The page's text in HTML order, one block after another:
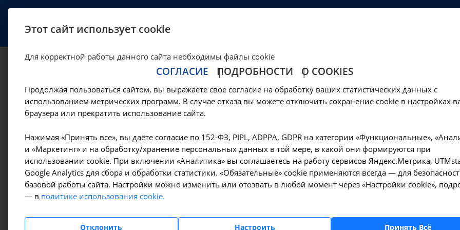
Исследование уровня антигена
раков CA 125 в крови - A09.05.202 в
Цены в Иркутске — Лабораторные исследования — Онкомаркеры — Исследование уровня антигена аденогенных раков CA 125 в
Оформите заявку на сайте, мы свяжемся с
вопросы.
Амбулаторно-
поликлинические услуги
Гемодиализ
Да, верно
Этот сайт использует cookie
Для корректной работы данного сайта необходимы файлы cookie
СОГЛАСИЕ ПОДРОБНОСТИ О COOKIES
Продолжая пользоваться сайтом, вы выражаете свое согласие на обработку ваших статистических данных с
использованием метрических программ. В случае отказа вы можете отключить сохранение cookie в настройках
браузера или прекратить использование сайта.
Нажимая «Принять все», вы даёте согласие по 152-ФЗ, PIPL, ADPPA, GDPR на категории «Функциональные»,
и «Маркетинг» и на обработку/хранение персональных данных в той мере, в какой они формируются при
использовании cookie. При включении «Аналитика» вы соглашаетесь на работу сервисов Яндекс.Метрика,
Google Analytics для сбора и обработки статистики. «Обязательные» cookie применяются всегда — для
базовой работы сайта. Настройки можно изменить или отозвать в любой момент через «Настройки cookie»,
— в политике использования cookie.
Отклонить Настроить Принять Всё